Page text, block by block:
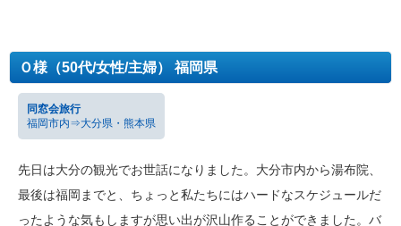
Ｏ様（50代/女性/主婦） 福岡県
同窓会旅行
福岡市内⇒大分県・熊本県
先日は大分の観光でお世話になりました。大分市内から湯布院、
最後は福岡までと、ちょっと私たちにはハードなスケジュールだ
ったような気もしますが思い出が沢山作ることができました。バ